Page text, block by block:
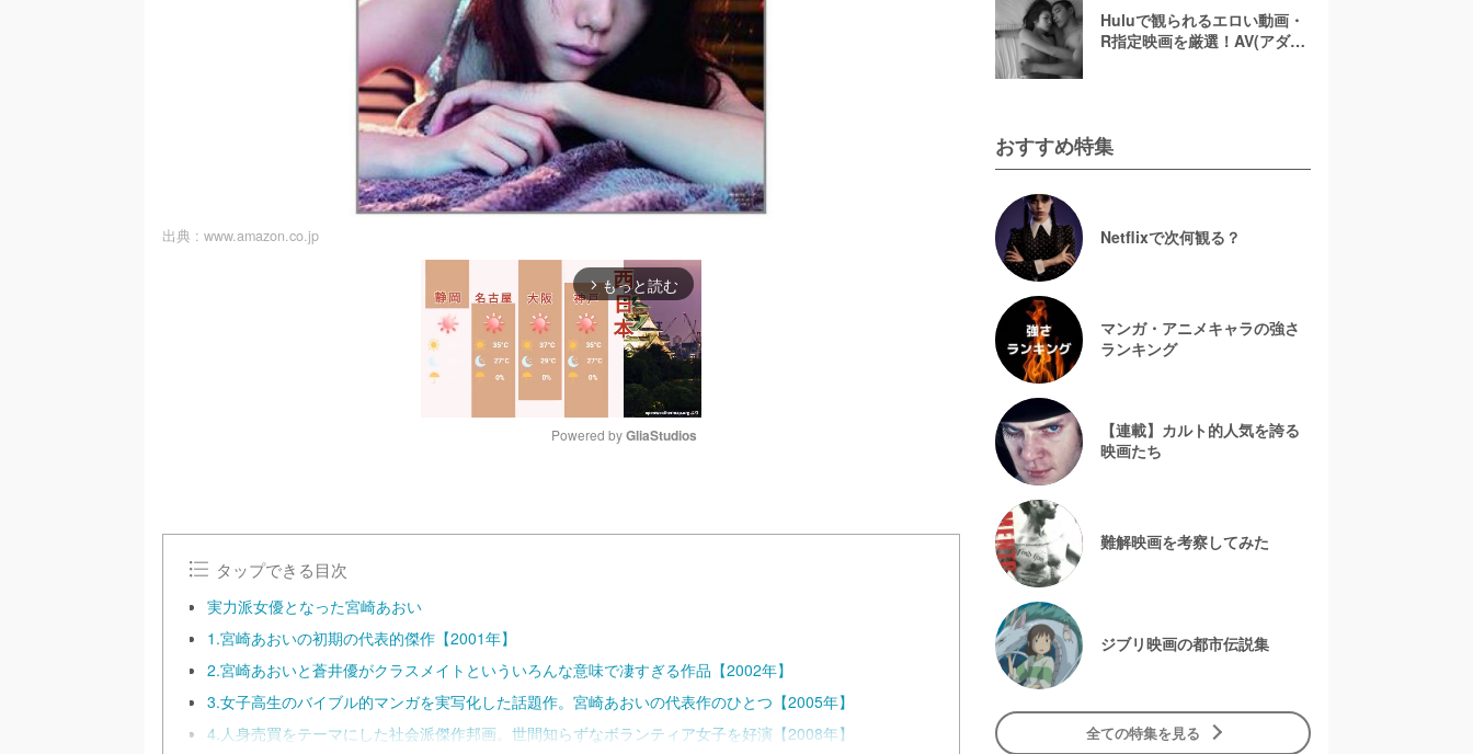
出典 : www.amazon.co.jp
arrow_forward_ios もっと読む
u
Powered by GliaStudios
タップできる目次
実力派女優となった宮崎あおい
1.宮崎あおいの初期の代表的傑作【2001年】
2.宮崎あおいと蒼井優がクラスメイトといういろんな意味で凄すぎる作品【2002年】
3.女子高生のバイブル的マンガを実写化した話題作。宮崎あおいの代表作のひとつ【2005年】
4.人身売買をテーマにした社会派傑作邦画。世間知らずなボランティア女子を好演【2008年】
Huluで観られるエロい動画・
R指定映画を厳選！AV(アダル
おすすめ特集
Netflixで次何観る？
マンガ・アニメキャラの強さ
ランキング
【連載】カルト的人気を誇る
映画たち
難解映画を考察してみた
ジブリ映画の都市伝説集
全ての特集を見る